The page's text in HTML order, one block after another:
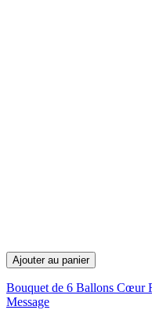
Ajouter au panier
Bouquet de 6 Ballons Cœur
Message